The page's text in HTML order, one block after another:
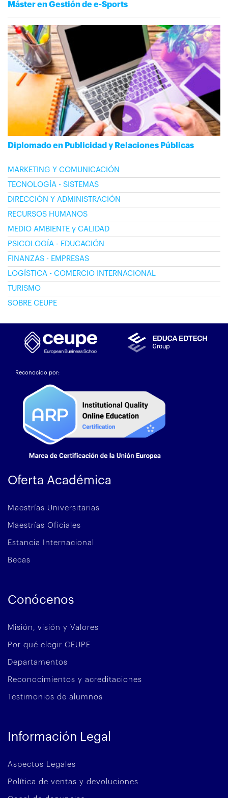
Máster en Gestión de e-Sports
Diplomado en Publicidad y Relaciones Públicas
MARKETING Y COMUNICACIÓN
TECNOLOGÍA - SISTEMAS
DIRECCIÓN Y ADMINISTRACIÓN
RECURSOS HUMANOS
MEDIO AMBIENTE y CALIDAD
PSICOLOGÍA - EDUCACIÓN
FINANZAS - EMPRESAS
LOGÍSTICA - COMERCIO INTERNACIONAL
TURISMO
SOBRE CEUPE
Reconocido por:
Oferta Académica
Maestrías Universitarias
Maestrías Oficiales
Estancia Internacional
Becas
Conócenos
Misión, visión y Valores
Por qué elegir CEUPE
Departamentos
Reconocimientos y acreditaciones
Testimonios de alumnos
Información Legal
Aspectos Legales
Política de ventas y devoluciones